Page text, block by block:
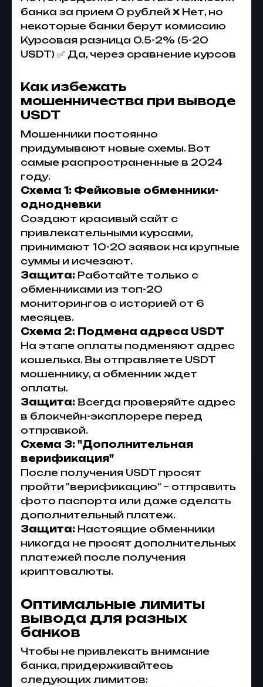
банка за прием 0 рублей ❌ Нет, но
некоторые банки берут комиссию
Курсовая разница 0.5-2% (5-20
USDT) ✅ Да, через сравнение курсов
Как избежать
мошенничества при выводе
USDT
Мошенники постоянно
придумывают новые схемы. Вот
самые распространенные в 2024
году.
Схема 1: Фейковые обменники-
однодневки
Создают красивый сайт с
привлекательными курсами,
принимают 10-20 заявок на крупные
суммы и исчезают.
Защита: Работайте только с
обменниками из топ-20
мониторингов с историей от 6
месяцев.
Схема 2: Подмена адреса USDT
На этапе оплаты подменяют адрес
кошелька. Вы отправляете USDT
мошеннику, а обменник ждет
оплаты.
Защита: Всегда проверяйте адрес
в блокчейн-эксплорере перед
отправкой.
Схема 3: "Дополнительная
верификация"
После получения USDT просят
пройти "верификацию" – отправить
фото паспорта или даже сделать
дополнительный платеж.
Защита: Настоящие обменники
никогда не просят дополнительных
платежей после получения
криптовалюты.
Оптимальные лимиты
вывода для разных
банков
Чтобы не привлекать внимание
банка, придерживайтесь
следующих лимитов: